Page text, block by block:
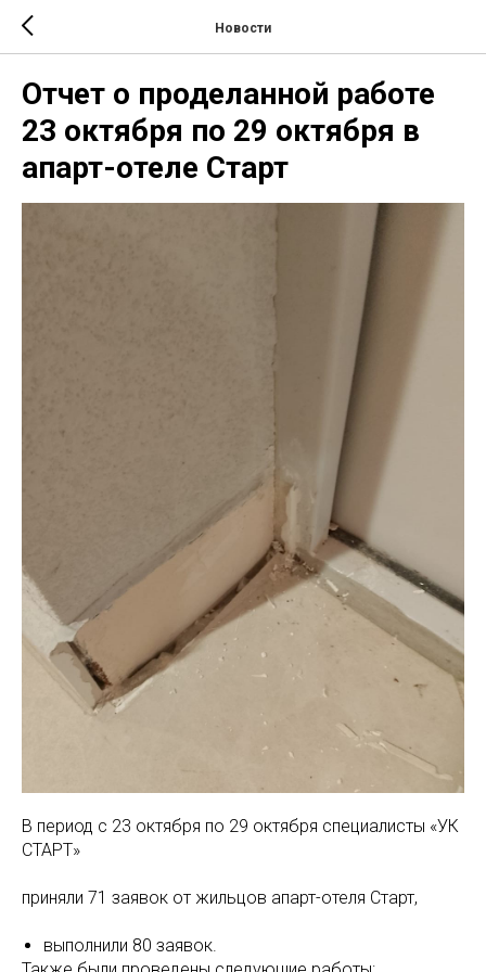
Новости
Отчет о проделанной работе
23 октября по 29 октября в
апарт-отеле Старт
В период с 23 октября по 29 октября специалисты «УК
СТАРТ»
приняли 71 заявок от жильцов апарт-отеля Старт,
выполнили 80 заявок.